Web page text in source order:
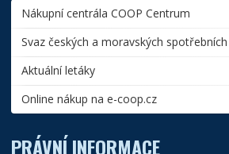
Nákupní centrála COOP Centrum
Svaz českých a moravských
Aktuální letáky
Online nákup na e-coop.cz
PRÁVNÍ INFORMACE